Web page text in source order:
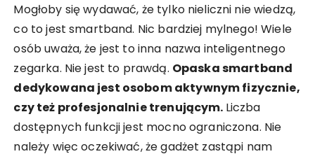
Mogłoby się wydawać, że tylko nieliczni nie wiedzą,
co to jest smartband. Nic bardziej mylnego! Wiele
osób uważa, że jest to inna nazwa inteligentnego
zegarka. Nie jest to prawdą. Opaska smartband
dedykowana jest osobom aktywnym fizycznie,
czy też profesjonalnie trenującym. Liczba
dostępnych funkcji jest mocno ograniczona. Nie
należy więc oczekiwać, że gadżet zastąpi nam